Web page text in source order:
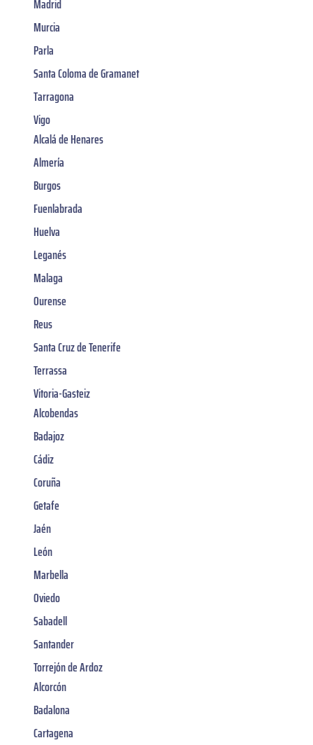
Madrid
Murcia
Parla
Santa Coloma de Gramanet
Tarragona
Vigo
Alcalá de Henares
Almería
Burgos
Fuenlabrada
Huelva
Leganés
Malaga
Ourense
Reus
Santa Cruz de Tenerife
Terrassa
Vitoria-Gasteiz
Alcobendas
Badajoz
Cádiz
Coruña
Getafe
Jaén
León
Marbella
Oviedo
Sabadell
Santander
Torrejón de Ardoz
Alcorcón
Badalona
Cartagena